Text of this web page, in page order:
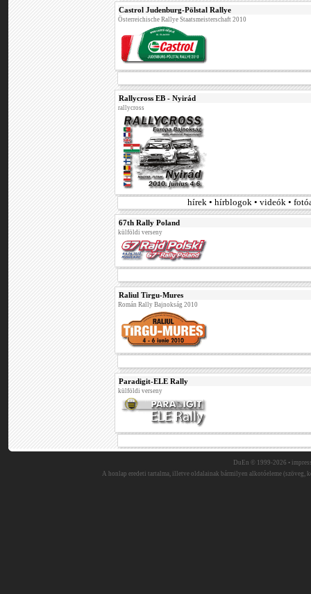
Castrol Judenburg-Pölstal Rallye
Österreichische Rallye Staatsmeisterschaft 2010
Rallycross EB - Nyirád
rallycross
hírek • hírblogok • videók •
67th Rally Poland
külföldi verseny
Raliul Tirgu-Mures
Román Rally Bajnokság 2010
Paradigit-ELE Rally
külföldi verseny
DuEn © 1999-2026 •
A honlap eredeti tartalma, illetve oldalainak bármilyen alkotóeleme (szöveg,